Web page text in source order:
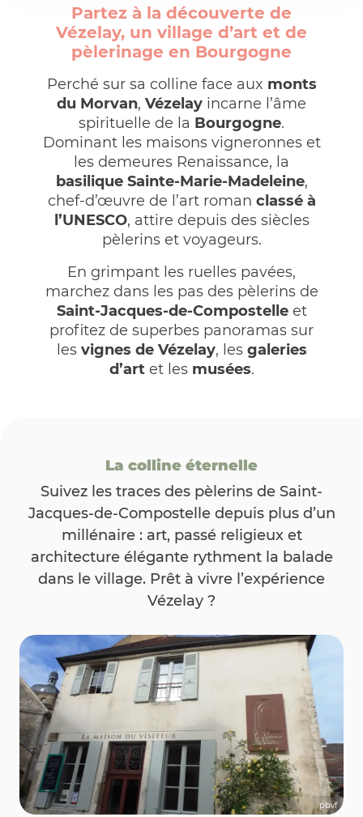
Partez à la découverte de
Vézelay, un village d’art et de
pèlerinage en Bourgogne
Perché sur sa colline face aux monts
du Morvan, Vézelay incarne l’âme
spirituelle de la Bourgogne.
Dominant les maisons vigneronnes et
les demeures Renaissance, la
basilique Sainte-Marie-Madeleine,
chef-d’œuvre de l’art roman classé à
l’UNESCO, attire depuis des siècles
pèlerins et voyageurs.
En grimpant les ruelles pavées,
marchez dans les pas des pèlerins de
Saint-Jacques-de-Compostelleet
profitez de superbes panoramas sur
les vignes de Vézelay, les galeries
d’artet les musées.
La colline éternelle
Suivez les traces des pèlerins de Saint-
Jacques-de-Compostelle depuis plus d’un
millénaire : art, passé religieux et
architecture élégante rythment la balade
dans le village. Prêt à vivre l’expérience
Vézelay ?
pbvf